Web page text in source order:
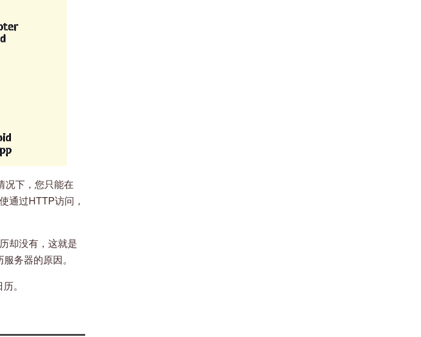
况下，您只能在
通过HTTP访问，
却没有，这就是
务器的原因。
。